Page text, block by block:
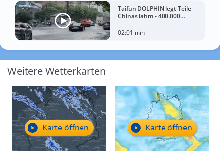
Taifun DOLPHIN legt Teile
Chinas lahm - 400.000
verlassen
02:01 min
Weitere Wetterkarten
Karte öffnen Karte öffnen